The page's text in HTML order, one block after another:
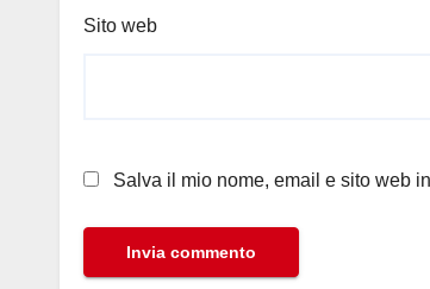
Sito web
Salva il mio nome, email e sito web